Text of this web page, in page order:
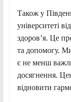
Також у
університеті
здоров’я. Це
та допомогу.
є не менш
досягнення.
відновити